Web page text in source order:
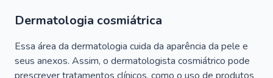
Dermatologia cosmiátrica
Essa área da dermatologia cuida da aparência da pele e
seus anexos. Assim, o dermatologista cosmiátrico pode